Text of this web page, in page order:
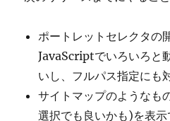
ポートレットセレクタの
JavaScriptでいろいろと
いし、フルパス指定にも
サイトマップのようなも
選択でも良いかも)を表